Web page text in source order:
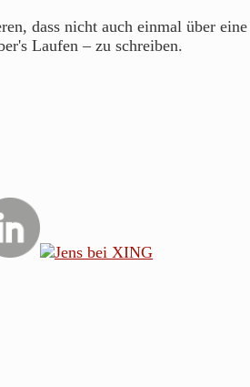
dass nicht auch einmal über
Laufen – zu schreiben.